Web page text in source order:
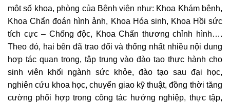
một số khoa, phòng của Bệnh viện như: Khoa Khám bệnh,
Khoa Chẩn đoán hình ảnh, Khoa Hóa sinh, Khoa Hồi sức
tích cực – Chống độc, Khoa Chấn thương chỉnh hình….
Theo đó, hai bên đã trao đổi và thống nhất nhiều nội dung
hợp tác quan trọng, tập trung vào đào tạo thực hành cho
sinh viên khối ngành sức khỏe, đào tạo sau đại học,
nghiên cứu khoa học, chuyển giao kỹ thuật, đồng thời tăng
cường phối hợp trong công tác hướng nghiệp, thực tập,